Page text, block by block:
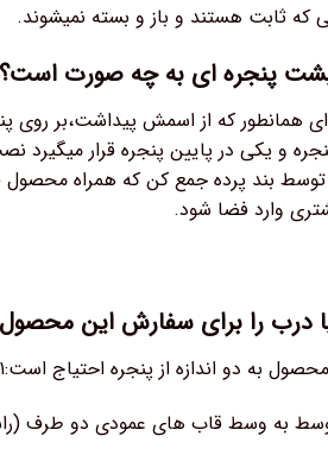
که ثابت هستند و باز و بسته نمیشوند.
پشت پنجره ای به چه صورت است؟
همانطور که از اسمش پیداشت،بر روی
و یکی در پایین پنجره قرار
بند پرده جمع کن که همراه محصول
وارد فضا شود.
درب را برای سفارش این محصول
به دو اندازه از پنجره احتیاج است:۱.عرض ۲.ارتفاع
به وسط قاب های عمودی دو طرف